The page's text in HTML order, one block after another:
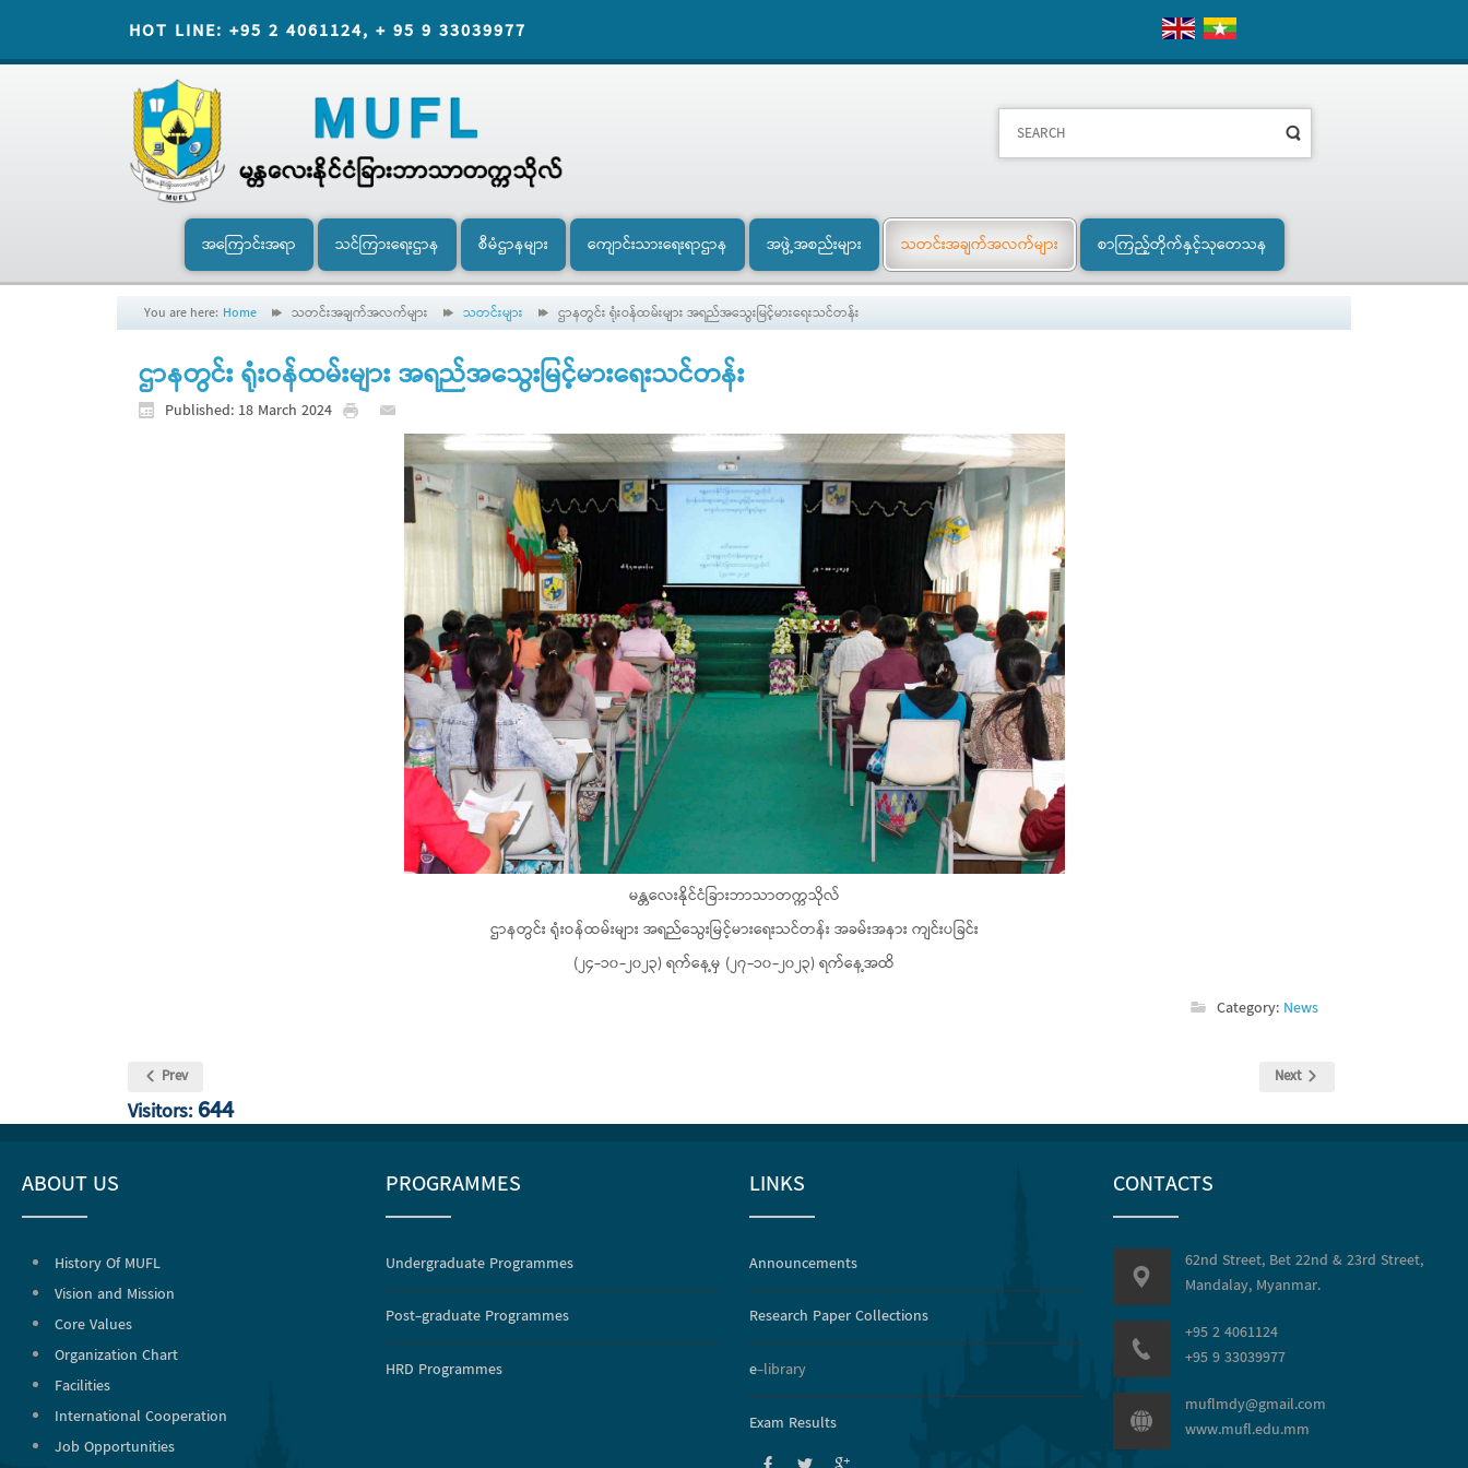
HOT LINE: +95 2 4061124, + 95 9 33039977
အကြောင်းအရာ သင်ကြားရေးဌာန စီမံဌာနများ ကျောင်းသားရေးရာဌာန အဖွဲ့အစည်းများ သတင်းအချက်အလက်များ စာကြည့်တိုက်နှင့်သုတေသန
You are here: Home သတင်းအချက်အလက်များ သတင်းများ ဌာနတွင်း ရုံးဝန်ထမ်းများ အရည်အသွေးမြင့်မားရေးသင်တန်း
ဌာနတွင်း ရုံးဝန်ထမ်းများ အရည်အသွေးမြင့်မားရေးသင်တန်း
Published: 18 March 2024
မန္တလေးနိုင်ငံခြားဘာသာတက္ကသိုလ်
ဌာနတွင်း ရုံးဝန်ထမ်းများ အရည်သွေးမြင့်မားရေးသင်တန်း အခမ်းအနား ကျင်းပခြင်း
(၂၄-၁၀-၂၀၂၃) ရက်နေ့မှ (၂၇-၁၀-၂၀၂၃) ရက်နေ့အထိ
Category: News
Prev Next
Visitors: 644
ABOUT US
History Of MUFL
Vision and Mission
Core Values
Organization Chart
Facilities
International Cooperation
Job Opportunities
PROGRAMMES
Undergraduate Programmes
Post-graduate Programmes
HRD Programmes
LINKS
Announcements
Research Paper Collections
e-library
Exam Results
CONTACTS
62nd Street, Bet 22nd & 23rd Street,
Mandalay, Myanmar.
+95 2 4061124
+95 9 33039977
muflmdy@gmail.com
www.mufl.edu.mm